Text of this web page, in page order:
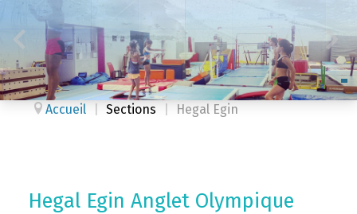
Accueil Sections Hegal Egin
Hegal Egin Anglet Olympique